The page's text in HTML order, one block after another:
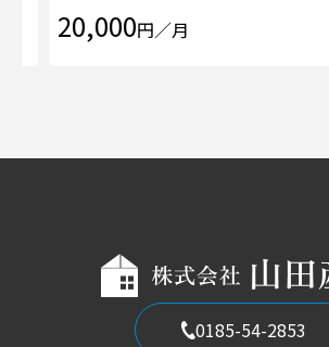
20,000円／月
0185-54-2853